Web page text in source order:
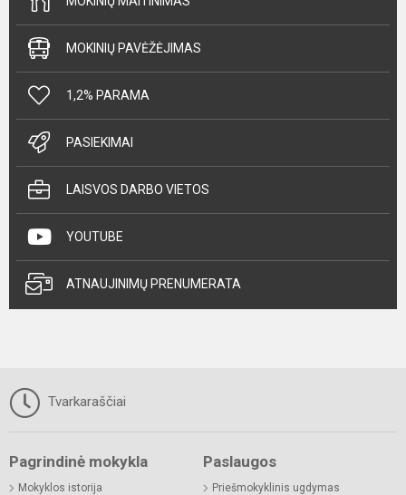
MOKINIŲ PAVĖŽĖJIMAS
1,2% PARAMA
PASIEKIMAI
LAISVOS DARBO VIETOS
YOUTUBE
ATNAUJINIMŲ PRENUMERATA
Tvarkaraščiai
Pagrindinė mokykla
Mokyklos istorija
Paslaugos
Priešmokyklinis ugdymas